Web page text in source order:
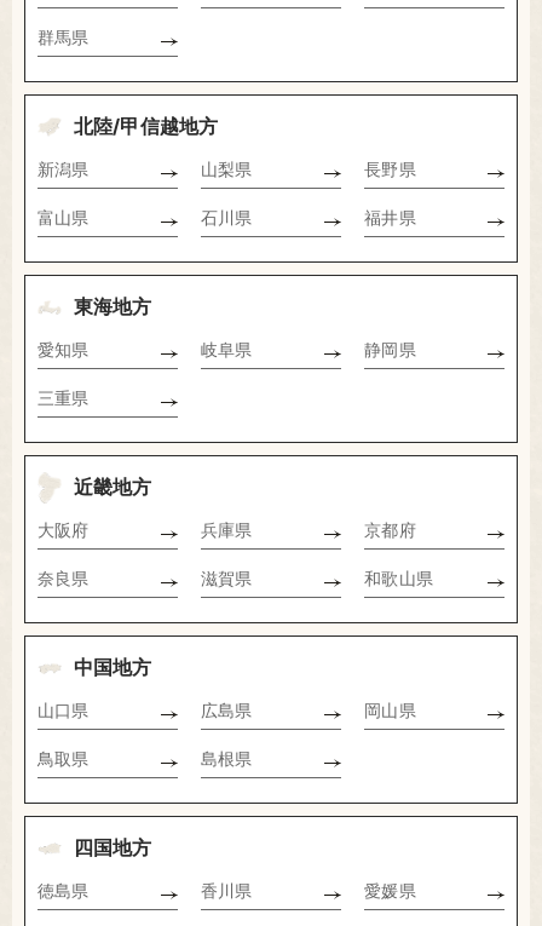
群馬県
北陸/甲信越地方
新潟県 山梨県 長野県
富山県 石川県 福井県
東海地方
愛知県 岐阜県 静岡県
三重県
近畿地方
大阪府 兵庫県 京都府
奈良県 滋賀県 和歌山県
中国地方
山口県 広島県 岡山県
鳥取県 島根県
四国地方
徳島県 香川県 愛媛県